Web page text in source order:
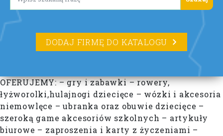
DODAJ FIRMĘ DO KATALOGU
OFERUJEMY: – gry i zabawki – rowery,
łyżworolki,hulajnogi dziecięce – wózki i akcesoria
niemowlęce – ubranka oraz obuwie dziecięce –
szeroką game akcesoriów szkolnych – artykuły
biurowe – zaproszenia i karty z życzeniami –